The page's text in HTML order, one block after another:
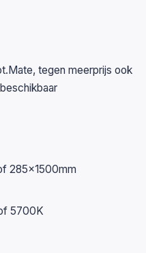
tegen meerprijs ook
285x1500mm
5700K